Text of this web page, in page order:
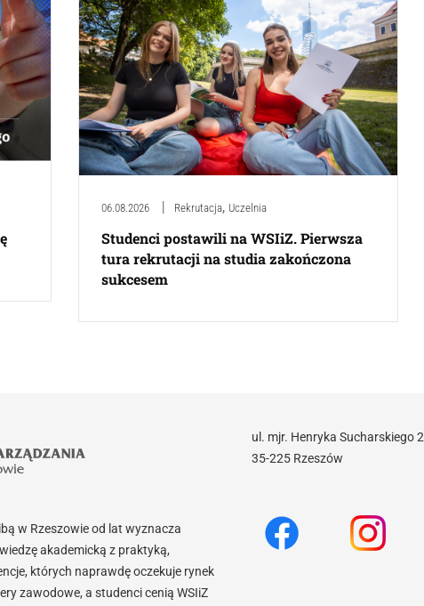
06.08.2026 Rekrutacja, Uczelnia
Studenci postawili na WSIiZ. Pierwsza
tura rekrutacji na studia zakończona
sukcesem
w Rzeszowie od lat wyznacza
akademicką z praktyką,
których naprawdę oczekuje rynek
zawodowe, a studenci cenią WSIiZ
ul. mjr. Henryka Sucharskiego 2
35-225 Rzeszów